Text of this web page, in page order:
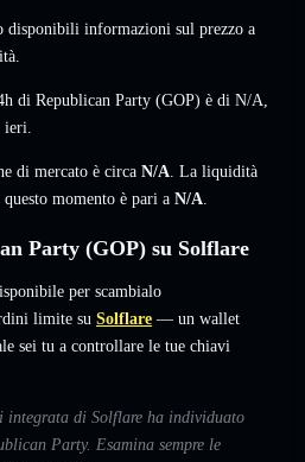
disponibili informazioni sul prezzo a
di Republican Party (GOP) è di N/A,
ieri.
di mercato è circa N/A. La liquidità
momento è pari a N/A.
Party (GOP) su Solflare
per scambialo
limite su Solflare — un wallet
sei tu a controllare le tue chiavi
integrata di Solflare ha individuato
Party. Esamina sempre le